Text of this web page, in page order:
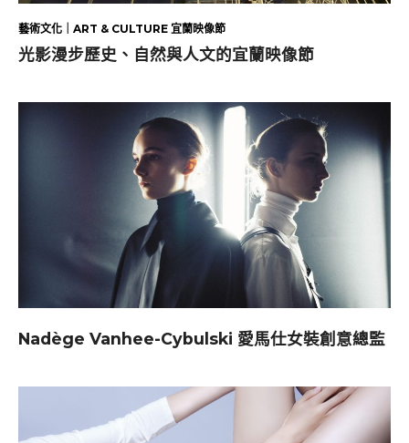
藝術文化｜ART & CULTURE 宜蘭映像節
光影漫步歷史、自然與人文的宜蘭映像節
Nadège Vanhee-Cybulski 愛馬仕女裝創意總監